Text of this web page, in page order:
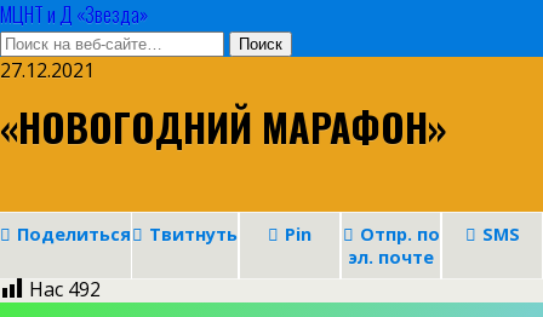
МЦНТ и Д «Звезда»
27.12.2021
«НОВОГОДНИЙ МАРАФОН»
Поделиться Твитнуть Pin
Отпр. по
эл. почте
SMS
Нас 492